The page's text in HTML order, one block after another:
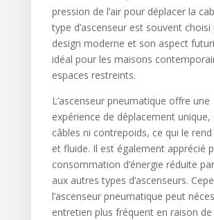
pression de l’air pour déplacer la
type d’ascenseur est souvent
design moderne et son aspect
idéal pour les maisons
espaces restreints.
L’ascenseur pneumatique offre une
expérience de déplacement unique,
câbles ni contrepoids, ce qui le
et fluide. Il est également apprécié
consommation d’énergie réduite
aux autres types d’ascenseurs.
l’ascenseur pneumatique peut
entretien plus fréquent en raison de